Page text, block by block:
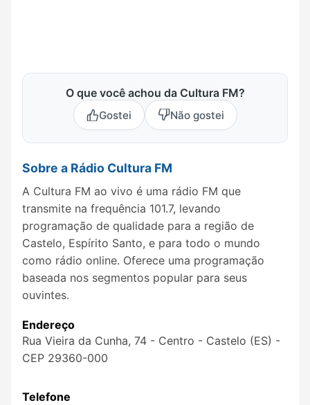
O que você achou da Cultura FM?
Gostei Não gostei
Sobre a Rádio Cultura FM
A Cultura FM ao vivo é uma rádio FM que
transmite na frequência 101.7, levando
programação de qualidade para a região de
Castelo, Espírito Santo, e para todo o mundo
como rádio online. Oferece uma programação
baseada nos segmentos popular para seus
ouvintes.
Endereço
Rua Vieira da Cunha, 74 - Centro - Castelo (ES) -
CEP 29360-000
Telefone